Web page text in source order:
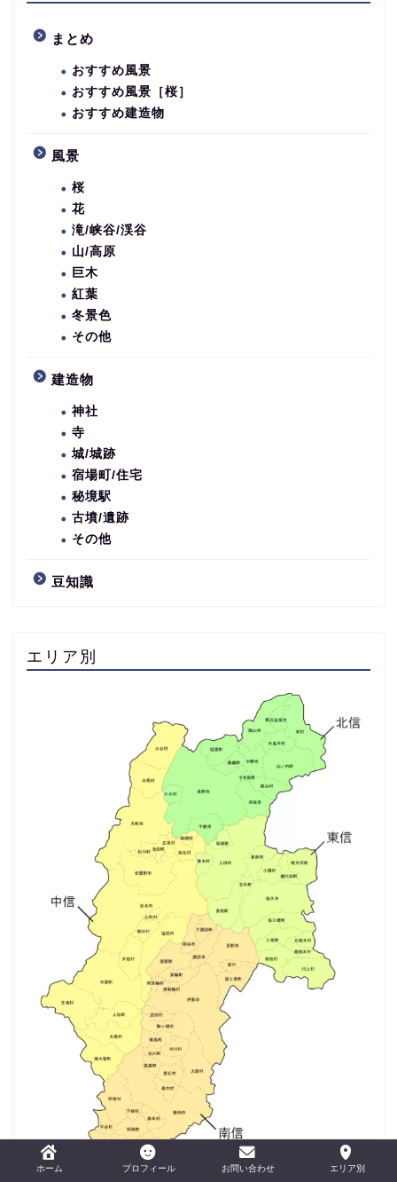
まとめ
おすすめ風景
おすすめ風景［桜］
おすすめ建造物
風景
桜
花
滝/峡谷/渓谷
山/高原
巨木
紅葉
冬景色
その他
建造物
神社
寺
城/城跡
宿場町/住宅
秘境駅
古墳/遺跡
その他
豆知識
エリア別
ホーム プロフィール お問い合わせ エリア別